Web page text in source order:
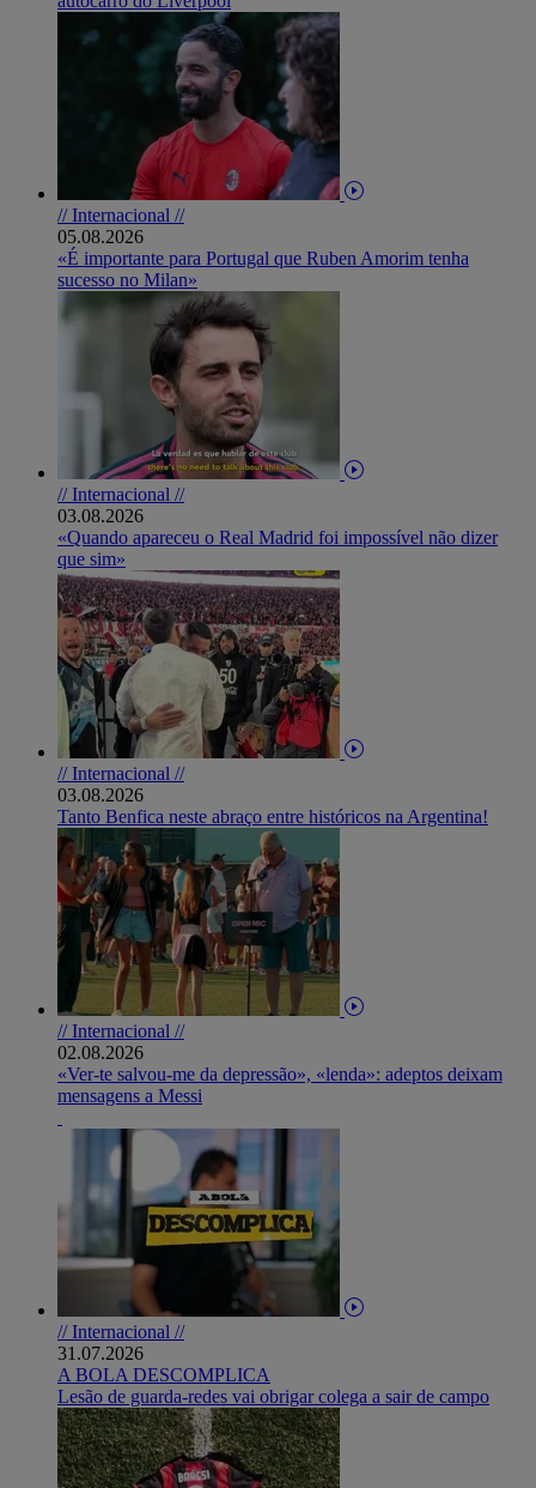
// Internacional //
05.08.2026
«É importante para Portugal que Ruben Amorim tenha
sucesso no Milan»
// Internacional //
03.08.2026
«Quando apareceu o Real Madrid foi impossível não dizer
que sim»
// Internacional //
03.08.2026
Tanto Benfica neste abraço entre históricos na Argentina!
// Internacional //
02.08.2026
«Ver-te salvou-me da depressão», «lenda»: adeptos deixam
mensagens a Messi
// Internacional //
31.07.2026
A BOLA DESCOMPLICA
Lesão de guarda-redes vai obrigar colega a sair de campo